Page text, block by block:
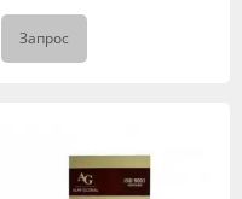
Запрос